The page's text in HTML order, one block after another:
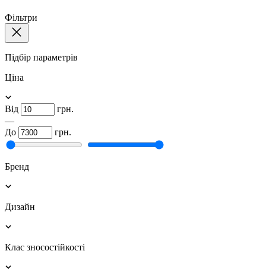
Фільтри
Підбір параметрів
Ціна
Від
грн.
—
До
грн.
Бренд
Дизайн
Клас зносостійкості